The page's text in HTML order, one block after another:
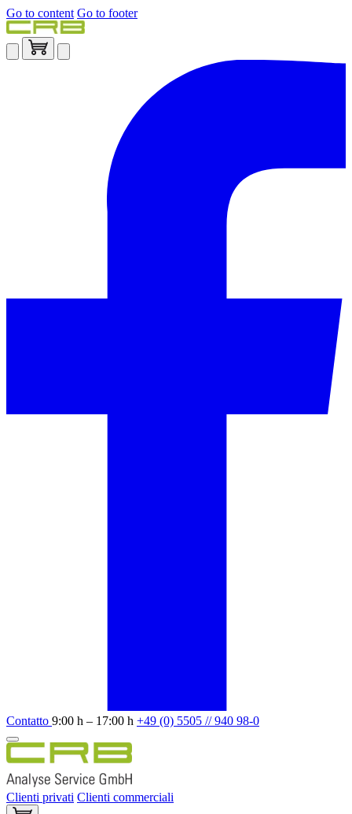
Go to content Go to footer
Contatto 9:00 h – 17:00 h +49 (0) 5505 // 940 98-0
Clienti privati Clienti commerciali